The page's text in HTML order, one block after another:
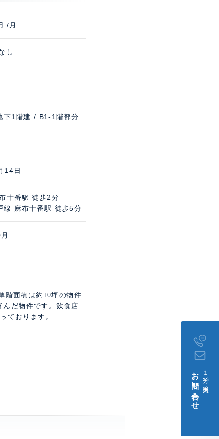
/月
し
下1階建 / B1-1階部分
14日
十番駅 徒歩2分
線 麻布十番駅 徒歩5分
階面積は約10坪の物件
んだ物件です。飲食店
ております。
１分で簡単入力
お問い合わせ